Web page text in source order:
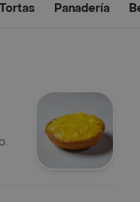
Tortas Panadería